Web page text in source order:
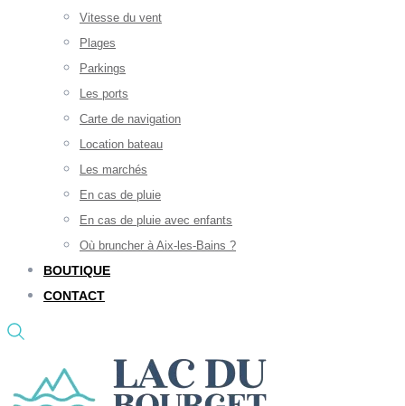
Vitesse du vent
Plages
Parkings
Les ports
Carte de navigation
Location bateau
Les marchés
En cas de pluie
En cas de pluie avec enfants
Où bruncher à Aix-les-Bains ?
BOUTIQUE
CONTACT